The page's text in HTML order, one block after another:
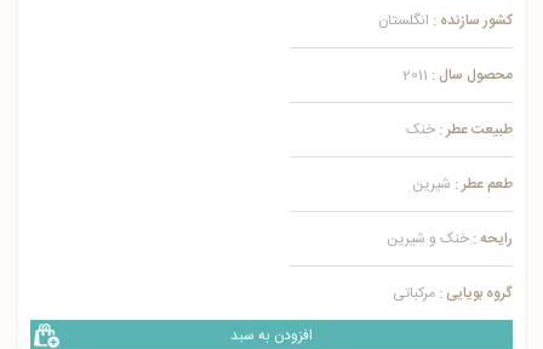
کشور سازنده : انگلستان
محصول سال : 2011
طبیعت عطر : خنک
طعم عطر : شیرین
رایحه : خنک و شیرین
گروه بویایی : مرکباتی
افزودن به سبد